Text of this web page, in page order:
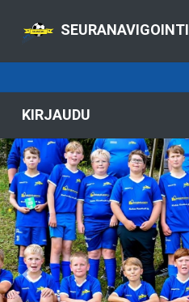
SEURANAVIGOINTI
KIRJAUDU
Previous